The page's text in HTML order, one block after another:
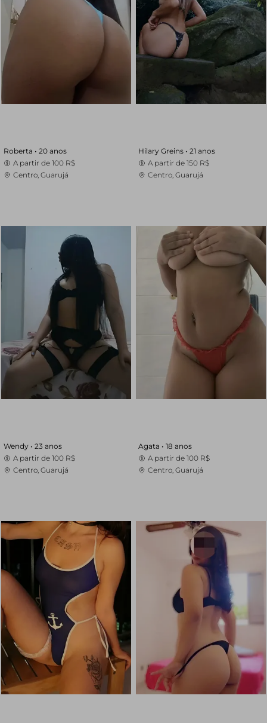
Roberta • 20 anos
A partir de 100 R$
Centro, Guarujá
Hilary Greins • 21 anos
A partir de 150 R$
Centro, Guarujá
Wendy • 23 anos
A partir de 100 R$
Centro, Guarujá
Agata • 18 anos
A partir de 100 R$
Centro, Guarujá